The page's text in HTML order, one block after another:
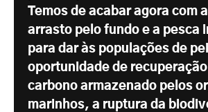
Temos de acabar agora com
arrasto pelo fundo e a pesca
para dar às populações de
oportunidade de
carbono armazenado pelos
marinhos, a ruptura da